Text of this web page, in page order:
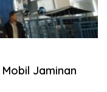
Jaminan